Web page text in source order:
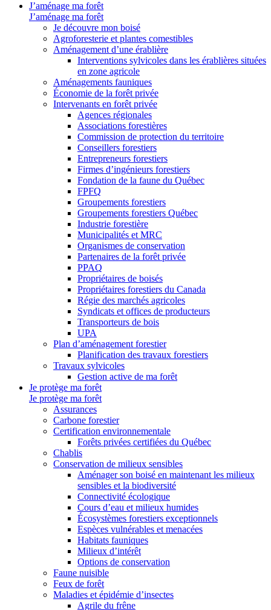
J’aménage ma forêt
J’aménage ma forêt
Je découvre mon boisé
Agroforesterie et plantes comestibles
Aménagement d’une érablière
Interventions sylvicoles dans les érablières situées
en zone agricole
Aménagements fauniques
Économie de la forêt privée
Intervenants en forêt privée
Agences régionales
Associations forestières
Commission de protection du territoire
Conseillers forestiers
Entrepreneurs forestiers
Firmes d’ingénieurs forestiers
Fondation de la faune du Québec
FPFQ
Groupements forestiers
Groupements forestiers Québec
Industrie forestière
Municipalités et MRC
Organismes de conservation
Partenaires de la forêt privée
PPAQ
Propriétaires de boisés
Propriétaires forestiers du Canada
Régie des marchés agricoles
Syndicats et offices de producteurs
Transporteurs de bois
UPA
Plan d’aménagement forestier
Planification des travaux forestiers
Travaux sylvicoles
Gestion active de ma forêt
Je protège ma forêt
Je protège ma forêt
Assurances
Carbone forestier
Certification environnementale
Forêts privées certifiées du Québec
Chablis
Conservation de milieux sensibles
Aménager son boisé en maintenant les milieux
sensibles et la biodiversité
Connectivité écologique
Cours d’eau et milieux humides
Écosystèmes forestiers exceptionnels
Espèces vulnérables et menacées
Habitats fauniques
Milieux d’intérêt
Options de conservation
Faune nuisible
Feux de forêt
Maladies et épidémie d’insectes
Agrile du frêne